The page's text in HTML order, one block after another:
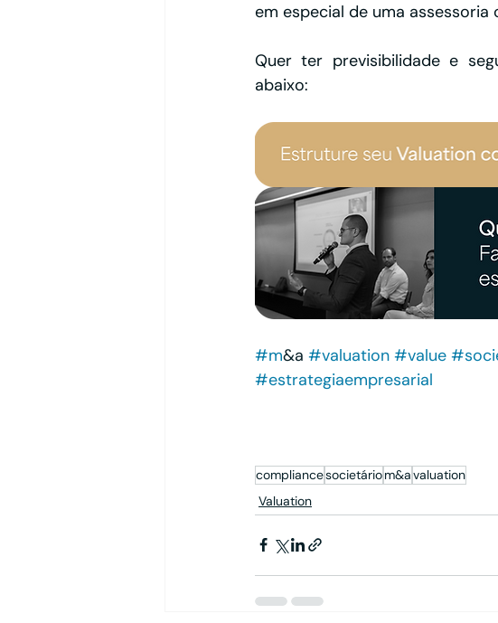
em especial de uma
Quer ter previsibilidade e
abaixo:
#m&a #valuation #value
#estrategiaempresarial
compliancesocietáriom&avaluation
Valuation